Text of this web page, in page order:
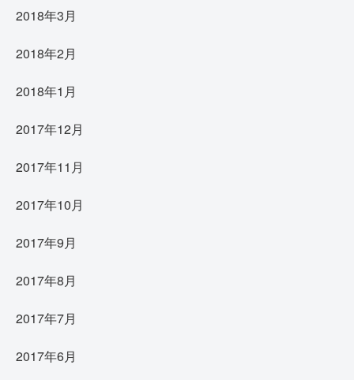
2018年3月
2018年2月
2018年1月
2017年12月
2017年11月
2017年10月
2017年9月
2017年8月
2017年7月
2017年6月